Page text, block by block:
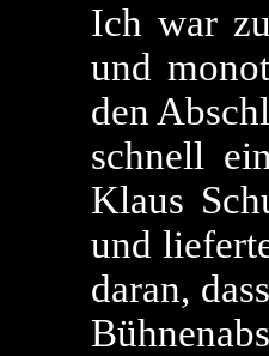
Ich war
und
den
schnell
Klaus
und
daran,